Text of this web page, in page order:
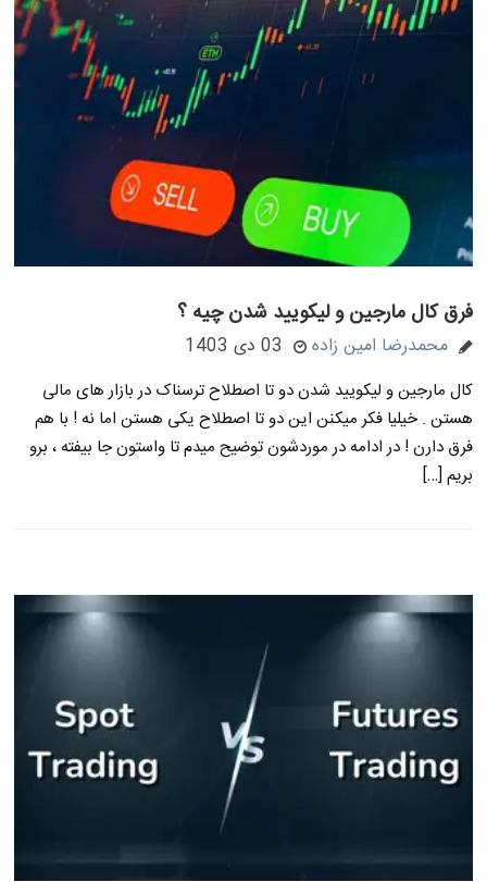
فرق کال مارجین و لیکویید شدن چیه ؟
محمدرضا امین زاده 03 دی 1403
کال مارجین و لیکویید شدن دو تا اصطلاح ترسناک در بازار های مالی
هستن . خیلیا فکر میکنن این دو تا اصطلاح یکی هستن اما نه ! با هم
فرق دارن ! در ادامه در موردشون توضیح میدم تا واستون جا بیفته ، برو
بریم […]